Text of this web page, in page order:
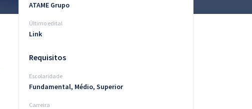
ATAME Grupo
Último edital
Link
Requisitos
Escolaridade
Fundamental, Médio, Superior
Carreira